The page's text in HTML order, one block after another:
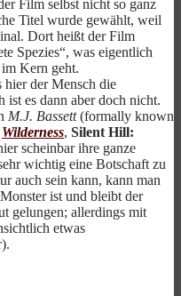
Film selbst nicht so ganz
Titel wurde gewählt, weil
Dort heißt der Film
Spezies“, was eigentlich
Kern geht.
hier der Mensch die
ist es dann aber doch nicht.
M.J. Bassett(formally known
Wilderness, Silent Hill:
scheinbar ihre ganze
wichtig eine Botschaft zu
auch sein kann, kann man
ist und bleibt der
gelungen; allerdings mit
etwas